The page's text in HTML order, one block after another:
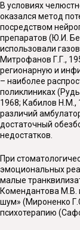
В условиях
оказался метод
посредством
препаратов (Ю.И.
использовали
Митрофанов Г.Г.,
регионарную и
– наиболее
поликлиниках
1968; Кабилов Н.М.,
различий
достаточный
недостатков.
При
эмоциональных
малые
Комендантова М.В.
шум» (Мироненко
психотерапию